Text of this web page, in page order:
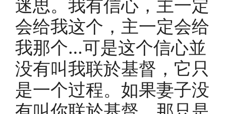
迷思。我有信心，主一定
会给我这个，主一定会给
我那个…可是这个信心並
没有叫我联於基督，它只
是一个过程。如果妻子没